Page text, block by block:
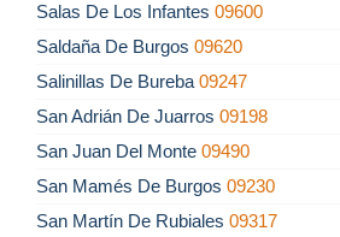
Salas De Los Infantes 09600
Saldaña De Burgos 09620
Salinillas De Bureba 09247
San Adrián De Juarros 09198
San Juan Del Monte 09490
San Mamés De Burgos 09230
San Martín De Rubiales 09317